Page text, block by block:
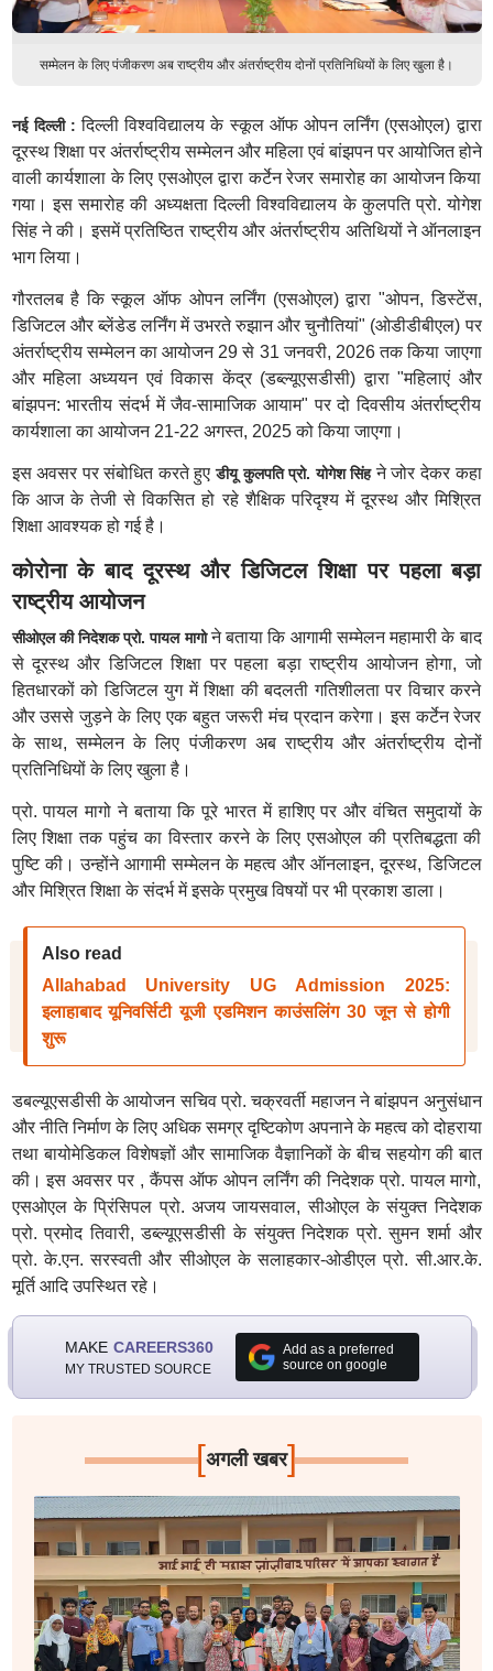
सम्मेलन के लिए पंजीकरण अब राष्ट्रीय और अंतर्राष्ट्रीय दोनों प्रतिनिधियों के लिए खुला है।
नई दिल्ली :दिल्ली विश्वविद्यालय के स्कूल ऑफ ओपन लर्निंग (एसओएल) द्वारा
दूरस्थ शिक्षा पर अंतर्राष्ट्रीय सम्मेलन और महिला एवं बांझपन पर आयोजित होने
वाली कार्यशाला के लिए एसओएल द्वारा कर्टेन रेजर समारोह का आयोजन किया
गया। इस समारोह की अध्यक्षता दिल्ली विश्वविद्यालय के कुलपति प्रो. योगेश
सिंह ने की। इसमें प्रतिष्ठित राष्ट्रीय और अंतर्राष्ट्रीय अतिथियों ने ऑनलाइन
भाग लिया।
गौरतलब है कि स्कूल ऑफ ओपन लर्निंग (एसओएल) द्वारा "ओपन, डिस्टेंस,
डिजिटल और ब्लेंडेड लर्निंग में उभरते रुझान और चुनौतियां" (ओडीडीबीएल) पर
अंतर्राष्ट्रीय सम्मेलन का आयोजन 29 से 31 जनवरी, 2026 तक किया जाएगा
और महिला अध्ययन एवं विकास केंद्र (डब्ल्यूएसडीसी) द्वारा "महिलाएं और
बांझपन: भारतीय संदर्भ में जैव-सामाजिक आयाम" पर दो दिवसीय अंतर्राष्ट्रीय
कार्यशाला का आयोजन 21-22 अगस्त, 2025 को किया जाएगा।
इस अवसर पर संबोधित करते हुएडीयू कुलपति प्रो. योगेश सिंहने जोर देकर कहा
कि आज के तेजी से विकसित हो रहे शैक्षिक परिदृश्य में दूरस्थ और मिश्रित
शिक्षा आवश्यक हो गई है।
कोरोना के बाद दूरस्थ और डिजिटल शिक्षा पर पहला बड़ा
राष्ट्रीय आयोजन
सीओएल की निदेशक प्रो. पायल मागोने बताया कि आगामी सम्मेलन महामारी के बाद
से दूरस्थ और डिजिटल शिक्षा पर पहला बड़ा राष्ट्रीय आयोजन होगा, जो
हितधारकों को डिजिटल युग में शिक्षा की बदलती गतिशीलता पर विचार करने
और उससे जुड़ने के लिए एक बहुत जरूरी मंच प्रदान करेगा। इस कर्टेन रेजर
के साथ, सम्मेलन के लिए पंजीकरण अब राष्ट्रीय और अंतर्राष्ट्रीय दोनों
प्रतिनिधियों के लिए खुला है।
प्रो. पायल मागो ने बताया कि पूरे भारत में हाशिए पर और वंचित समुदायों के
लिए शिक्षा तक पहुंच का विस्तार करने के लिए एसओएल की प्रतिबद्धता की
पुष्टि की। उन्होंने आगामी सम्मेलन के महत्व और ऑनलाइन, दूरस्थ, डिजिटल
और मिश्रित शिक्षा के संदर्भ में इसके प्रमुख विषयों पर भी प्रकाश डाला।
Also read
Allahabad University UG Admission 2025:
इलाहाबाद यूनिवर्सिटी यूजी एडमिशन काउंसलिंग 30 जून से होगी
शुरू
डबल्यूएसडीसी के आयोजन सचिव प्रो. चक्रवर्ती महाजन ने बांझपन अनुसंधान
और नीति निर्माण के लिए अधिक समग्र दृष्टिकोण अपनाने के महत्व को दोहराया
तथा बायोमेडिकल विशेषज्ञों और सामाजिक वैज्ञानिकों के बीच सहयोग की बात
की। इस अवसर पर , कैंपस ऑफ ओपन लर्निंग की निदेशक प्रो. पायल मागो,
एसओएल के प्रिंसिपल प्रो. अजय जायसवाल, सीओएल के संयुक्त निदेशक
प्रो. प्रमोद तिवारी, डब्ल्यूएसडीसी के संयुक्त निदेशक प्रो. सुमन शर्मा और
प्रो. के.एन. सरस्वती और सीओएल के सलाहकार-ओडीएल प्रो. सी.आर.के.
मूर्ति आदि उपस्थित रहे।
MAKE CAREERS360
MY TRUSTED SOURCE
Add as a preferred
source on google
[अगली खबर]